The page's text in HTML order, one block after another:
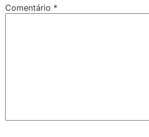
Comentário *